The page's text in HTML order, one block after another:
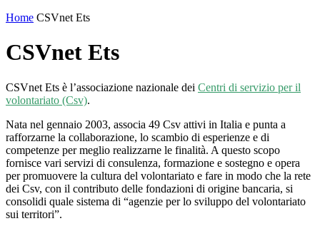
Home CSVnet Ets
CSVnet Ets
CSVnet Ets è l’associazione nazionale dei Centri di servizio per il
volontariato (Csv).
Nata nel gennaio 2003, associa 49 Csv attivi in Italia e punta a
rafforzarne la collaborazione, lo scambio di esperienze e di
competenze per meglio realizzarne le finalità. A questo scopo
fornisce vari servizi di consulenza, formazione e sostegno e opera
per promuovere la cultura del volontariato e fare in modo che la rete
dei Csv, con il contributo delle fondazioni di origine bancaria, si
consolidi quale sistema di “agenzie per lo sviluppo del volontariato
sui territori”.